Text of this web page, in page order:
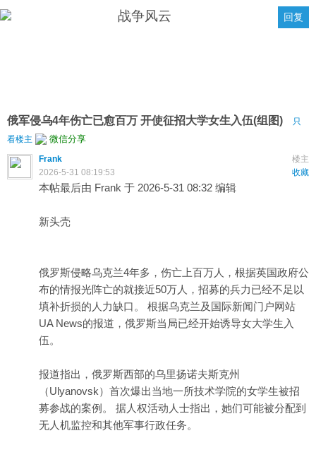
回复
战争风云
俄军侵乌4年伤亡已愈百万 开使征招大学女生入伍(组图)
只
看楼主
微信分享
楼主
Frank
收藏
2026-5-31 08:19:53
本帖最后由 Frank 于 2026-5-31 08:32 编辑
新头壳
俄罗斯侵略乌克兰4年多，伤亡上百万人，根据英国政府公
布的情报光阵亡的就接近50万人，招募的兵力已经不足以
填补折损的人力缺口。 根据乌克兰及国际新闻门户网站
UA News的报道，俄罗斯当局已经开始诱导女大学生入
伍。
报道指出，俄罗斯西部的乌里扬诺夫斯克州
（Ulyanovsk）首次爆出当地一所技术学院的女学生被招
募参战的案例。 据人权活动人士指出，她们可能被分配到
无人机监控和其他军事行政任务。